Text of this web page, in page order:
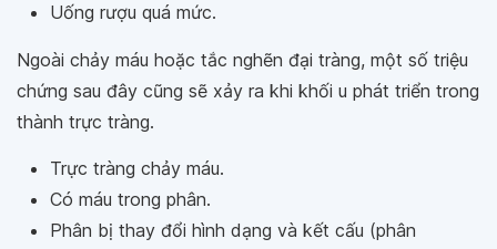
Uống rượu quá mức.
Ngoài chảy máu hoặc tắc nghẽn đại tràng, một số triệu
chứng sau đây cũng sẽ xảy ra khi khối u phát triển trong
thành trực tràng.
Trực tràng chảy máu.
Có máu trong phân.
Phân bị thay đổi hình dạng và kết cấu (phân